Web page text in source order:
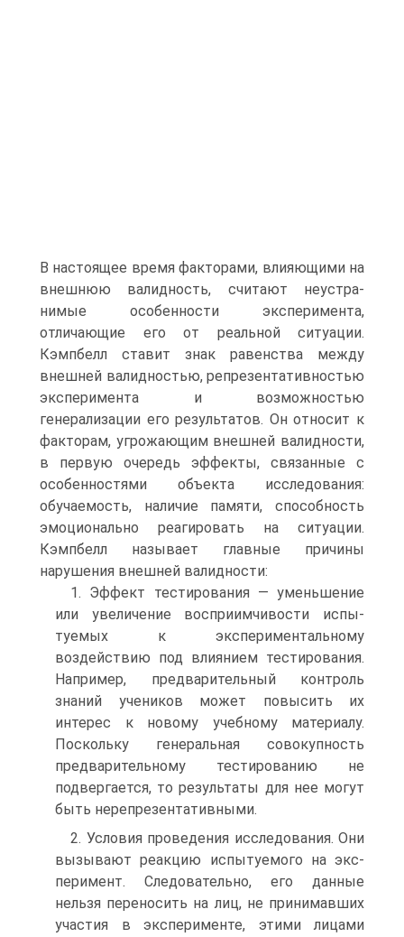
В на­стоящее время факторами, влияющими на
внешнюю валидность, считают неустра­
нимые особенности эксперимента,
отличающие его от реальной ситуации.
Кэмпбелл ставит знак равенства между
внешней валидностью, репрезентативностью
экспе­римента и возможностью
генерализации его результатов. Он относит к
факторам, угрожающим внешней валидности,
в первую очередь эффекты, связанные с
особен­ностями объекта исследования:
обучаемость, наличие памяти, способность
эмоционально реагировать на ситуации.
Кэмпбелл называет главные причины
нарушения внешней валидности:
1. Эффект тестирования — уменьшение
или увеличение восприимчивости испы­
туемых к экспериментальному
воздействию под влиянием тестирования.
Напри­мер, предварительный контроль
знаний учеников может повысить их
интерес к новому учебному материалу.
Поскольку генеральная совокупность
предвари­тельному тестированию не
подвергается, то результаты для нее могут
быть не­репрезентативными.
2. Условия проведения исследования. Они
вызывают реакцию испытуемого на экс­
перимент. Следовательно, его данные
нельзя переносить на лиц, не принимав­ших
участия в эксперименте, этими лицами